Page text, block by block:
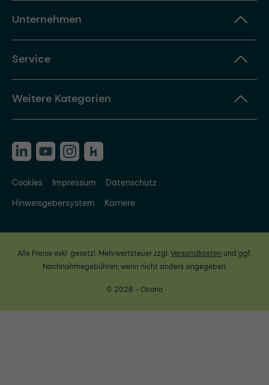
Unternehmen
Service
Weitere Kategorien
Cookies Impressum
Datenschutz
Hinweisgebersystem
Karriere
Alle Preise exkl. gesetzl. Mehrwertsteuer zzgl.Versandkosten und ggf.
Nachnahmegebühren, wenn nicht anders angegeben.
© 2026 - Ocono